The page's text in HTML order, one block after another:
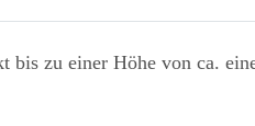
bis zu einer Höhe von ca.